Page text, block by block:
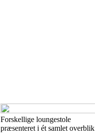
Forskellige loungestole
præsenteret i ét samlet overblik